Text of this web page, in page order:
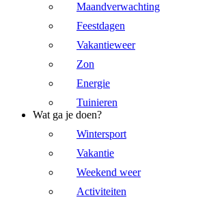
Maandverwachting
Feestdagen
Vakantieweer
Zon
Energie
Tuinieren
Wat ga je doen?
Wintersport
Vakantie
Weekend weer
Activiteiten